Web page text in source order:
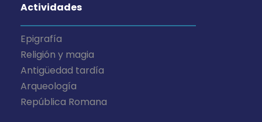
Actividades
Epigrafía
Religión y magia
Antigüedad tardía
Arqueología
República Romana